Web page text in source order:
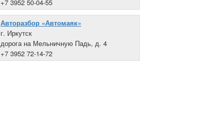
+7 3952 50-04-55
Авторазбор «Автомаяк»
г. Иркутск
дорога на Мельничную Падь, д. 4
+7 3952 72-14-72